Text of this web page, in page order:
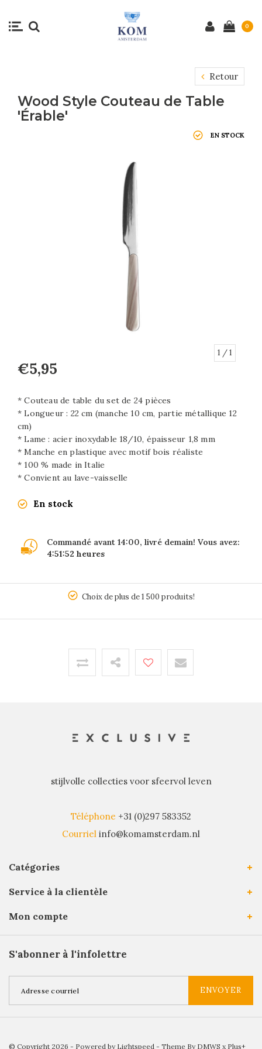
0
Retour
Wood Style Couteau de Table
'Érable'
EN STOCK
1 / 1
€5,95
* Couteau de table du set de 24 pièces
* Longueur : 22 cm (manche 10 cm, partie métallique 12
cm)
* Lame : acier inoxydable 18/10, épaisseur 1,8 mm
* Manche en plastique avec motif bois réaliste
* 100 % made in Italie
* Convient au lave-vaisselle
En stock
Commandé avant 14:00, livré demain! Vous avez:
4:51:52 heures
Choix de plus de 1 500 produits!
stijlvolle collecties voor sfeervol leven
Téléphone +31 (0)297 583352
Courriel info@komamsterdam.nl
Catégories
Service à la clientèle
Mon compte
S'abonner à l'infolettre
ENVOYER
© Copyright 2026 - Powered by Lightspeed - Theme By DMWS x Plus+